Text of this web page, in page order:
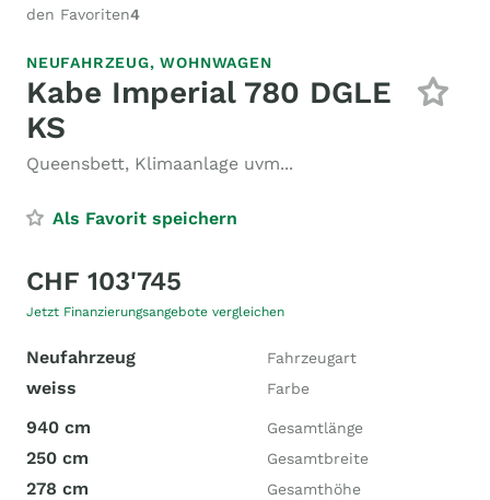
den Favoriten4
NEUFAHRZEUG,WOHNWAGEN
Kabe Imperial 780 DGLE
KS
Queensbett, Klimaanlage uvm...
Als Favorit speichern
CHF 103'745
Jetzt Finanzierungsangebote vergleichen
Neufahrzeug Fahrzeugart
weiss Farbe
940 cm Gesamtlänge
250 cm Gesamtbreite
278 cm Gesamthöhe